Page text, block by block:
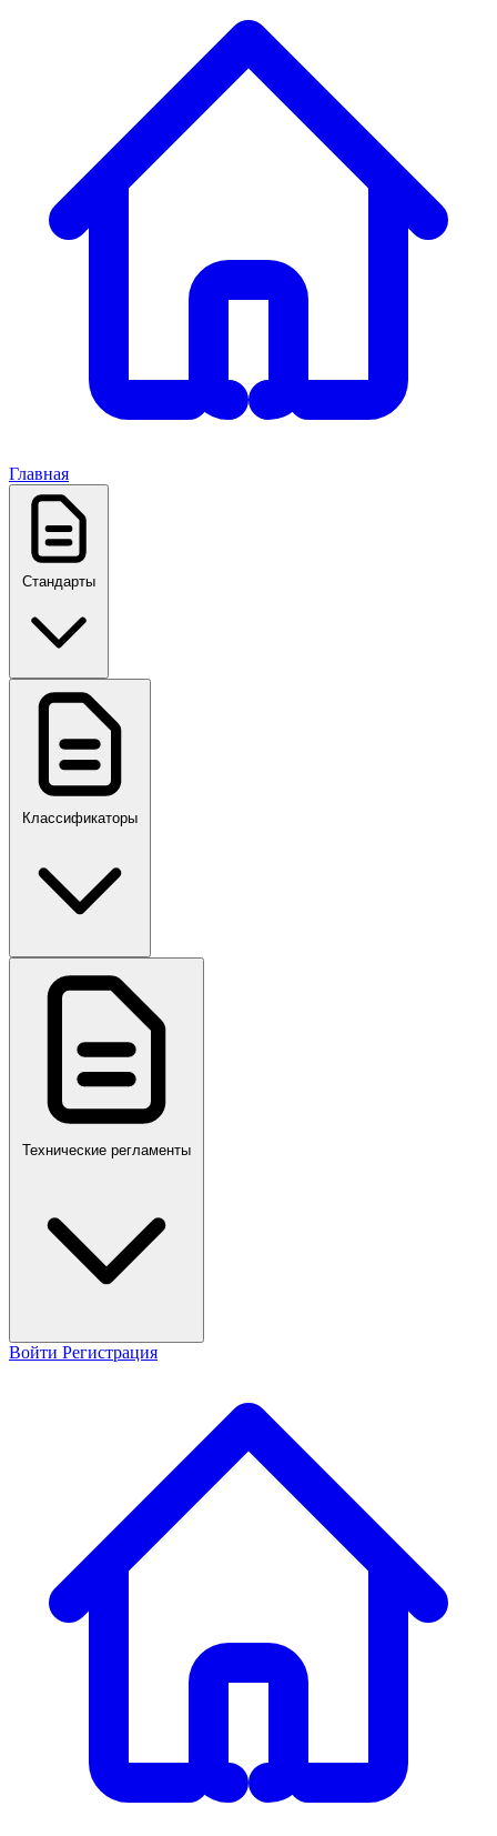
Главная
Стандарты
ГОСТ, ГОСТ Р, ПНСТ
ПР,Р,ПМГ,РМГ
Классификаторы
Технические регламенты
Войти Регистрация